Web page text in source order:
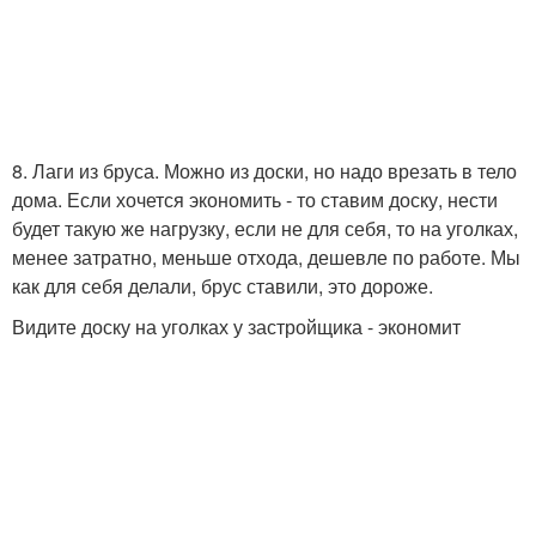
8. Лаги из бруса. Можно из доски, но надо врезать в тело
дома. Если хочется экономить - то ставим доску, нести
будет такую же нагрузку, если не для себя, то на уголках,
менее затратно, меньше отхода, дешевле по работе. Мы
как для себя делали, брус ставили, это дороже.
Видите доску на уголках у застройщика - экономит